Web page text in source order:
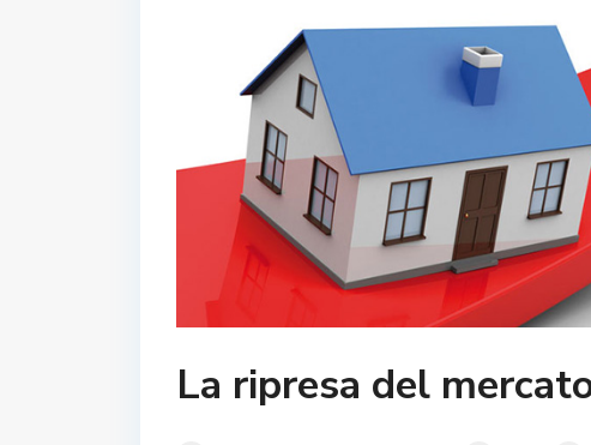
La ripresa del